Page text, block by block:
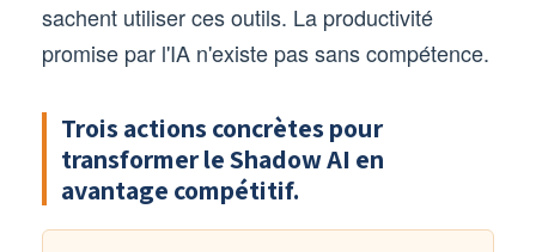
sachent utiliser ces outils. La productivité
promise par l'IA n'existe pas sans compétence.
Trois actions concrètes pour
transformer le Shadow AI en
avantage compétitif.